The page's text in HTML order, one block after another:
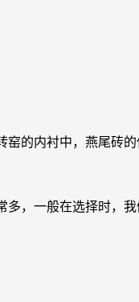
的内衬中，燕尾砖的
，一般在选择时，